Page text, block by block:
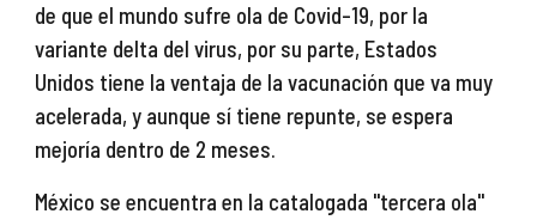
de que el mundo sufre ola de Covid-19, por la
variante delta del virus, por su parte, Estados
Unidos tiene la ventaja de la vacunación que va muy
acelerada, y aunque sí tiene repunte, se espera
mejoría dentro de 2 meses.
México se encuentra en la catalogada "tercera ola"